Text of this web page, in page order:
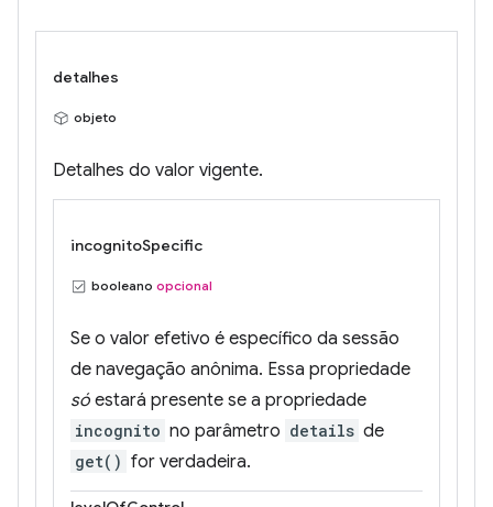
detalhes
objeto
Detalhes do valor vigente.
incognitoSpecific
booleano opcional
Se o valor efetivo é específico da sessão
de navegação anônima. Essa propriedade
só estará presente se a propriedade
incognito no parâmetro details de
get() for verdadeira.